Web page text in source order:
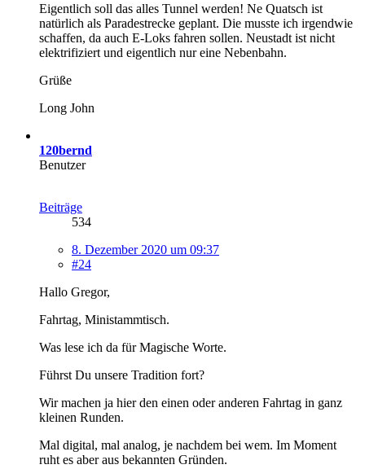
Eigentlich soll das alles Tunnel werden! Ne Quatsch ist
natürlich als Paradestrecke geplant. Die musste ich irgendwie
schaffen, da auch E-Loks fahren sollen. Neustadt ist nicht
elektrifiziert und eigentlich nur eine Nebenbahn.
Grüße
Long John
120bernd
Benutzer
Beiträge
534
8. Dezember 2020 um 09:37
#24
Hallo Gregor,
Fahrtag, Ministammtisch.
Was lese ich da für Magische Worte.
Führst Du unsere Tradition fort?
Wir machen ja hier den einen oder anderen Fahrtag in ganz
kleinen Runden.
Mal digital, mal analog, je nachdem bei wem. Im Moment
ruht es aber aus bekannten Gründen.